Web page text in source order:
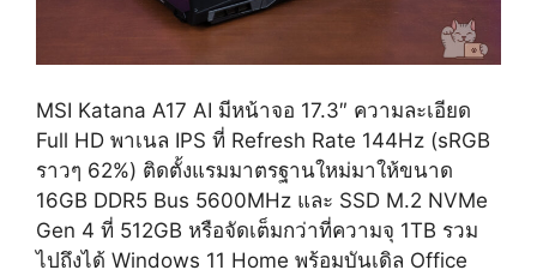
MSI Katana A17 AI มีหน้าจอ 17.3″ ความละเอียด
Full HD พาเนล IPS ที่ Refresh Rate 144Hz (sRGB
ราวๆ 62%) ติดตั้งแรมมาตรฐานใหม่มาให้ขนาด
16GB DDR5 Bus 5600MHz และ SSD M.2 NVMe
Gen 4 ที่ 512GB หรือจัดเต็มกว่าที่ความจุ 1TB รวม
ไปถึงได้ Windows 11 Home พร้อมบันเดิล Office